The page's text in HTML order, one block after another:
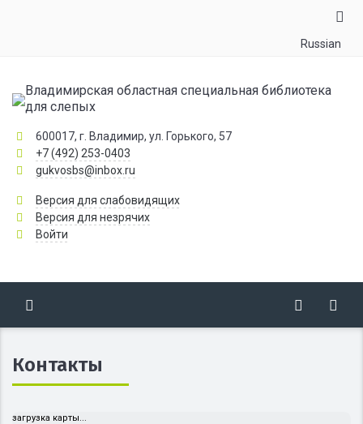
Russian
Владимирская областная специальная библиотека
для слепых
600017, г. Владимир, ул. Горького, 57
+7 (492) 253-0403
gukvosbs@inbox.ru
Версия для слабовидящих
Версия для незрячих
Войти
Контакты
загрузка карты...